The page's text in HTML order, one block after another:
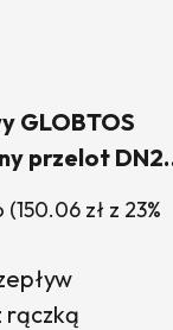
GLOBTOS
przelot
| W magazynie
(150.06 zł z 23%
rączką